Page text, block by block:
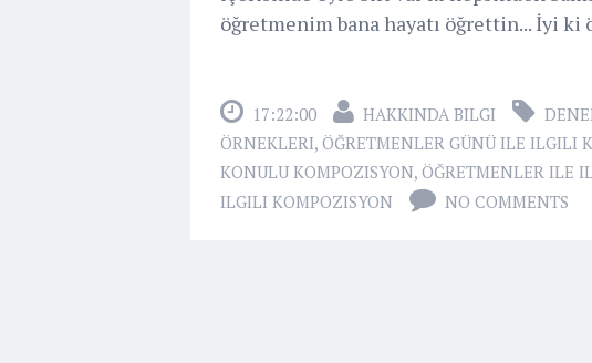
öğretmenim bana hayatı öğrettin... İyi ki
17:22:00 HAKKINDA BILGI
ÖRNEKLERI, ÖĞRETMENLER GÜNÜ ILE ILGILI
KONULU KOMPOZISYON, ÖĞRETMENLER ILE
ILGILI KOMPOZISYON
NO COMMENTS